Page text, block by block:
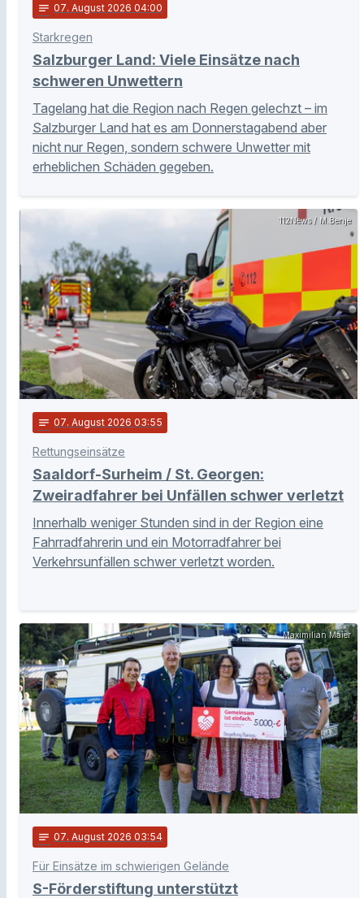
notes 07. August 2026 04:00
Starkregen
Salzburger Land: Viele Einsätze nach
schweren Unwettern
Tagelang hat die Region nach Regen gelechzt – im
Salzburger Land hat es am Donnerstagabend aber
nicht nur Regen, sondern schwere Unwetter mit
erheblichen Schäden gegeben.
112News / M.Benje
notes 07. August 2026 03:55
Rettungseinsätze
Saaldorf-Surheim / St. Georgen:
Zweiradfahrer bei Unfällen schwer verletzt
Innerhalb weniger Stunden sind in der Region eine
Fahrradfahrerin und ein Motorradfahrer bei
Verkehrsunfällen schwer verletzt worden.
Maximilian Maier
notes 07. August 2026 03:54
Für Einsätze im schwierigen Gelände
S-Förderstiftung unterstützt